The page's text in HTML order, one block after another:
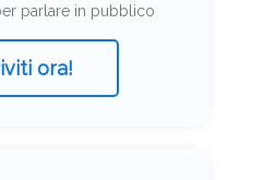
parlare in pubblico
ora!